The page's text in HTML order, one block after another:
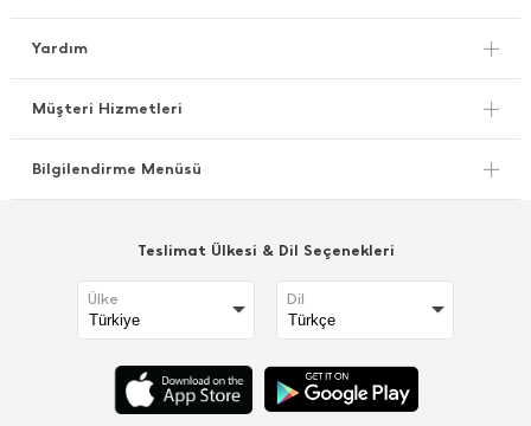
Yardım
Müşteri Hizmetleri
Bilgilendirme Menüsü
Teslimat Ülkesi & Dil Seçenekleri
Ülke Dil